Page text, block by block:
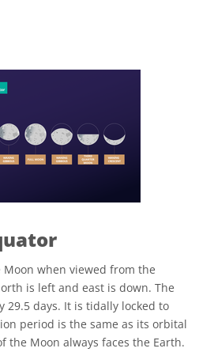
Commons Reconocimiento 4.0
Moon when viewed from the
is left and east is down. The
29.5 days. It is tidally locked to
period is the same as its orbital
the Moon always faces the Earth.